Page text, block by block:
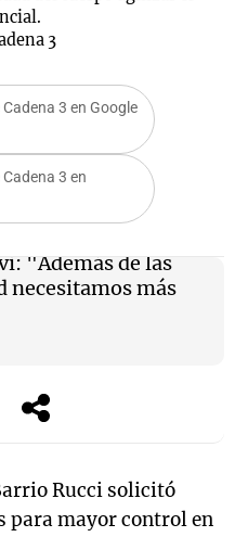
3
3 en Google
3 en
"Además de las
necesitamos más
Rucci solicitó
para mayor control en